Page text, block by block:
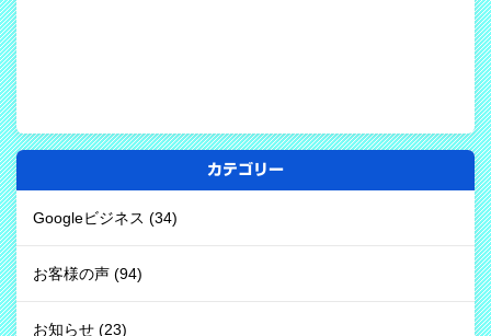
カテゴリー
Googleビジネス (34)
お客様の声 (94)
お知らせ (23)